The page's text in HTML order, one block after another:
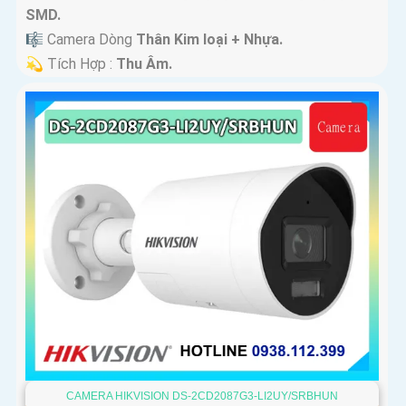
SMD.
🎼️ Camera Dòng Thân Kim loại + Nhựa.
️💫 Tích Hợp : Thu Âm.
CAMERA HIKVISION DS-2CD2087G3-LI2UY/SRBHUN